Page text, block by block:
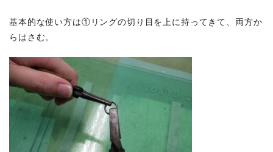
基本的な使い方は①リングの切り目を上に持ってきて、両方か
らはさむ。